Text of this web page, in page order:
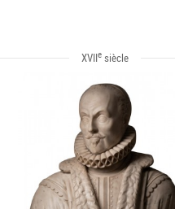
XVIIesiècle